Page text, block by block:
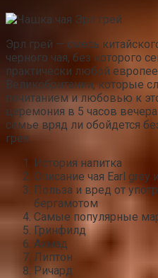
Эрл грей — смесь
черного чая, без которого
практически любой
Великобритании, которые
почитанием и любовью к
церемония в 5 часов
семье вряд ли обойдется
грея.
История напитка
Описание чая Earl grey
Польза и вред от
бергамотом
Самые популярные
Гринфилд
Ахмад
Липтон
Ричард